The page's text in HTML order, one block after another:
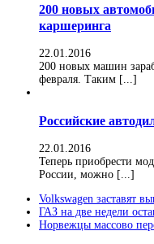
200 новых
каршеринга
22.01.2016
200 новых машин
февраля. Таким [...]
Российские
22.01.2016
Теперь приобрести
России, можно [...]
Volkswagen заставят
ГАЗ на две недели
Норвежцы массово